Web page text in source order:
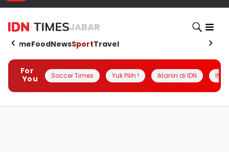
JABAR
HomeFoodNewsSportTravel
For
You
Soccer Times Yuk Pilih ! Iklanin di IDN